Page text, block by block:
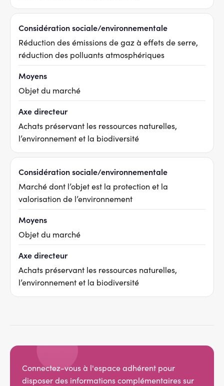
Considération sociale/environnementale
Réduction des émissions de gaz à effets de serre,
réduction des polluants atmosphériques
Moyens
Objet du marché
Axe directeur
Achats préservant les ressources naturelles,
l’environnement et la biodiversité
Considération sociale/environnementale
Marché dont l’objet est la protection et la
valorisation de l’environnement
Moyens
Objet du marché
Axe directeur
Achats préservant les ressources naturelles,
l’environnement et la biodiversité
Connectez-vous à l'espace adhérent pour
disposer des informations complémentaires sur